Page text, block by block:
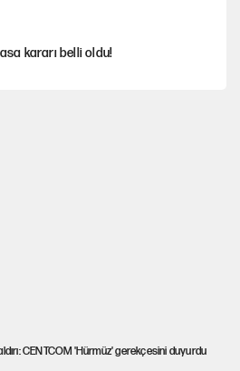
kararı belli oldu!
CENTCOM 'Hürmüz' gerekçesini duyurdu